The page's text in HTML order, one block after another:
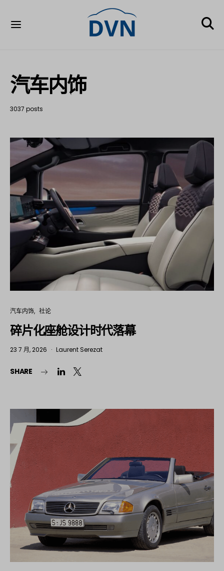
汽车内饰
3037 posts
汽车内饰 社论
碎片化座舱设计时代落幕
23 7 月, 2026 Laurent Serezat
SHARE